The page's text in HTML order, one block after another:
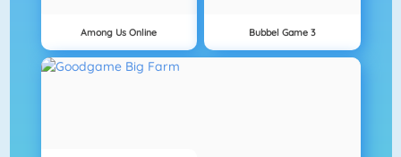
Among Us Online Bubbel Game 3